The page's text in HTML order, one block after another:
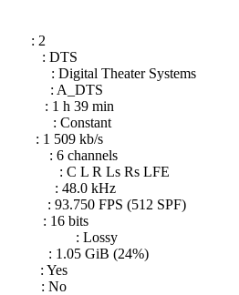
2
DTS
Theater Systems
A_DTS
h 39 min
: Constant
kb/s
6 channels
: C L R Ls Rs LFE
: 48.0 kHz
FPS (512 SPF)
16 bits
: Lossy
GiB (24%)
Yes
No